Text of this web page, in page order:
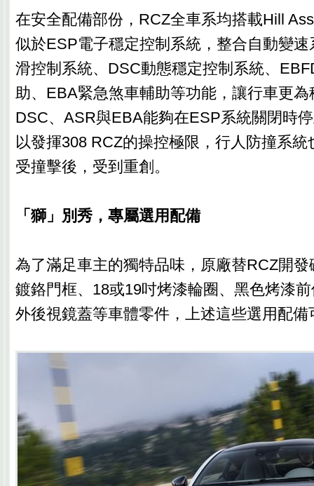
在安全配備部份，RCZ全車系均搭載Hill
似於ESP電子穩定控制系統，整合自動變
滑控制系統、DSC動態穩定控制系統、
助、EBA緊急煞車輔助等功能，讓行車更
DSC、ASR與EBA能夠在ESP系統關閉時
以發揮308 RCZ的操控極限，行人防撞系
受撞擊後，受到重創。
「獅」別秀，專屬選用配備
為了滿足車主的獨特品味，原廠替RCZ開
鍍鉻門框、18或19吋烤漆輪圈、黑色烤漆
外後視鏡蓋等車體零件，上述這些選用配備